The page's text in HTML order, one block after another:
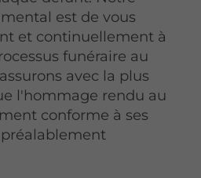
est de vous
et continuellement à
funéraire au
avec la plus
l'hommage rendu au
conforme à ses